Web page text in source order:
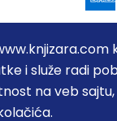
i služe radi
na veb
PIB:
u opisu